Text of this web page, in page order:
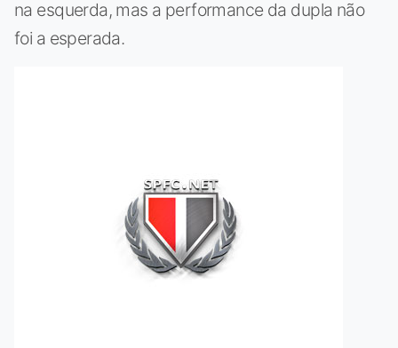
na esquerda, mas a performance da dupla não
foi a esperada.